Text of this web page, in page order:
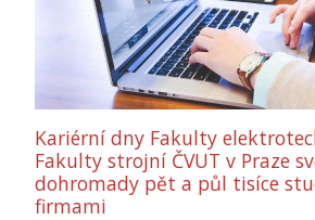
Kariérní dny Fakulty
Fakulty strojní ČVUT v Praze
dohromady pět a půl tisíce
firmami